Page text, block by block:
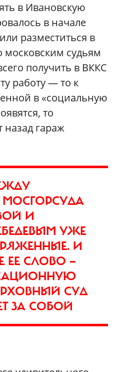
в Ивановскую
в начале
разместиться в
судьям
получить в ВККС
работу — то к
в «социальную
то
назад гараж
МОСГОРСУДА
И
УЖЕ
И
ЕЕ СЛОВО —
СУД
ЗА СОБОЙ